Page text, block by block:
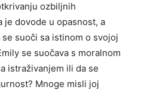
ozbiljnih
je dovode u opasnost, a
suoči sa istinom o svojoj
se suočava s moralnom
istraživanjem ili da se
Mnoge misli joj